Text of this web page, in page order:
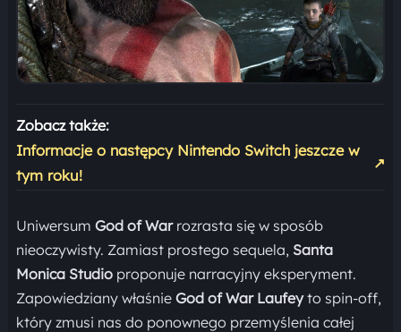
Zobacz także:
Informacje o następcy Nintendo Switch jeszcze w
tym roku!
↗
Uniwersum God of Warrozrasta się w sposób
nieoczywisty. Zamiast prostego sequela, Santa
Monica Studioproponuje narracyjny eksperyment.
Zapowiedziany właśnie God of War Laufeyto spin-off,
który zmusi nas do ponownego przemyślenia całej